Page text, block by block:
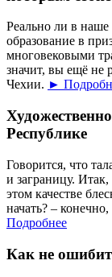
Реально ли в
образование в
многовековыми
значит, вы ещё не
Чехии. ►
Республике
Говорится, что
и заграницу.
этом качестве
начать? –
Подробнее
Как не